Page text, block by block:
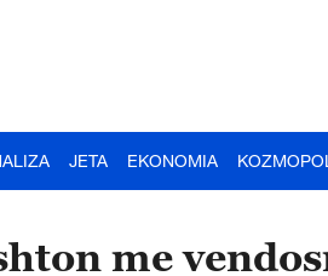
JETA EKONOMIA
me